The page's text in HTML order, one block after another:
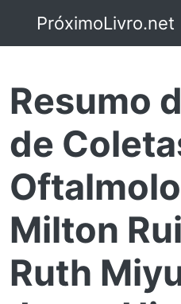
PróximoLivro.net
Resumo
de
Milton
Ruth